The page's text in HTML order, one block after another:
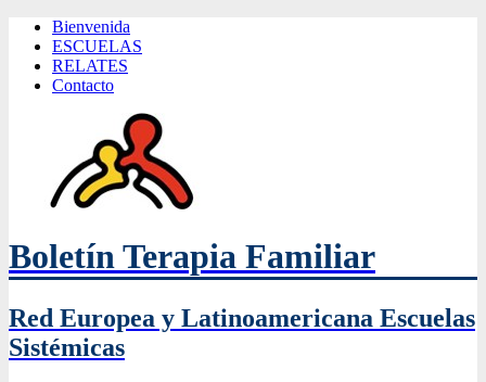
Bienvenida
ESCUELAS
RELATES
Contacto
Boletín Terapia Familiar
Red Europea y Latinoamericana Escuelas
Sistémicas